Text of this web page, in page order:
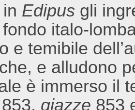
Edipus gli
italo-
e temibile
e alludono
è immerso il
853, giazze 853